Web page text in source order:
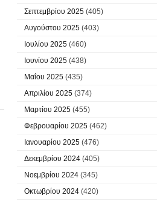
Σεπτεμβρίου 2025 (405)
Αυγούστου 2025 (403)
Ιουλίου 2025 (460)
Ιουνίου 2025 (438)
Μαΐου 2025 (435)
Απριλίου 2025 (374)
Μαρτίου 2025 (455)
Φεβρουαρίου 2025 (462)
Ιανουαρίου 2025 (476)
Δεκεμβρίου 2024 (405)
Νοεμβρίου 2024 (345)
Οκτωβρίου 2024 (420)